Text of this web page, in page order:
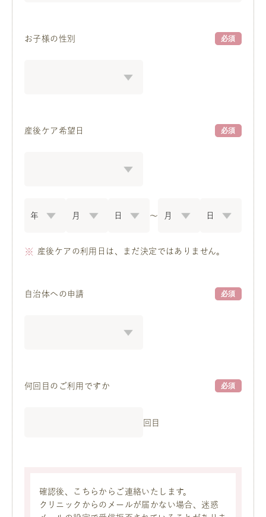
お子様の性別 必須
産後ケア希望日 必須
〜
産後ケアの利用日は、まだ決定ではありません。
自治体への申請 必須
何回目のご利用ですか 必須
回目
確認後、こちらからご連絡いたします。
クリニックからのメールが届かない場合、迷惑